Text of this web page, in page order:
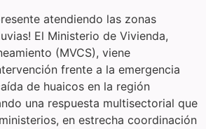
atendiendo las zonas
El Ministerio de Vivienda,
(MVCS), viene
frente a la emergencia
de huaicos en la región
una respuesta multisectorial que
en estrecha coordinación